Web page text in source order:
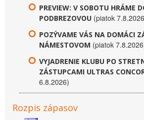
PREVIEW: V SOBOTU HRÁME
PODBREZOVOU (piatok
POZÝVAME VÁS NA DOMÁCI
NÁMESTOVOM (piatok
VYJADRENIE KLUBU PO
ZÁSTUPCAMI ULTRAS
6.8.2026)
Rozpis zápasov